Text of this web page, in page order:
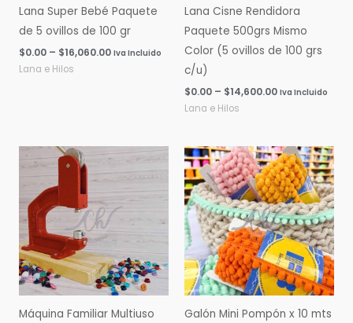
Lana Super Bebé Paquete
de 5 ovillos de 100 gr
$0.00 – $16,060.00 Iva Incluido
Lana e Hilos
Lana Cisne Rendidora
Paquete 500grs Mismo
Color (5 ovillos de 100 grs
c/u)
$0.00 – $14,600.00 Iva Incluido
Lana e Hilos
Máquina Familiar Multiuso Galón Mini Pompón x 10 mts